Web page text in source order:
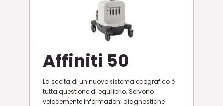
Affiniti 50
La scelta di un nuovo sistema ecografico è
tutta questione di equilibrio. Servono
velocemente informazioni diagnostiche